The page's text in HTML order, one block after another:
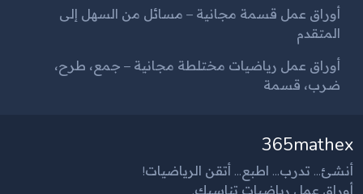
أوراق عمل قسمة مجانية – مسائل من السهل إلى
المتقدم
أوراق عمل رياضيات مختلطة مجانية – جمع، طرح،
ضرب، قسمة
365mathex
أنشئ... تدرب... اطبع... أتقن الرياضيات!